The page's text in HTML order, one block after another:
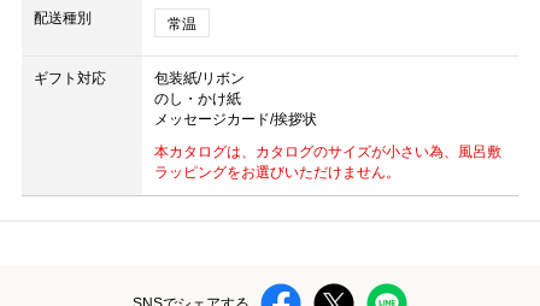
配送種別 常温
ギフト対応
包装紙/リボン
のし・かけ紙
メッセージカード/挨拶状
本カタログは、カタログのサイズが小さい為、風呂敷
ラッピングをお選びいただけません。